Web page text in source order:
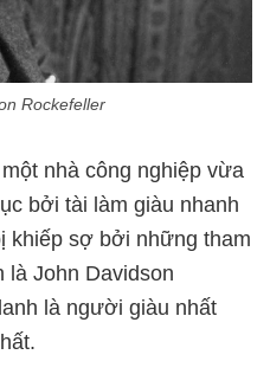
Rockefeller
nhà công nghiệp vừa
bởi tài làm giàu nhanh
khiếp sợ bởi những tham
là John Davidson
là người giàu nhất